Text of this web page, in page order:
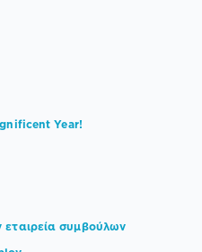
Year!
συμβούλων